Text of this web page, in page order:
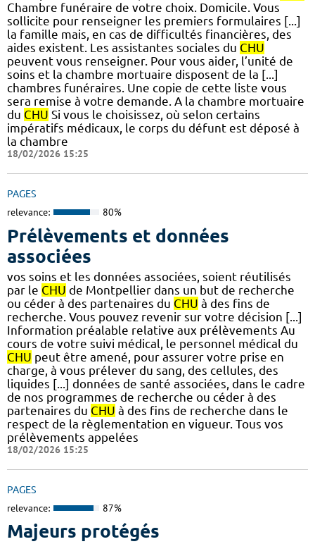
Chambre funéraire de votre choix. Domicile. Vous
sollicite pour renseigner les premiers formulaires [...]
la famille mais, en cas de difficultés financières, des
aides existent. Les assistantes sociales du CHU
peuvent vous renseigner. Pour vous aider, l’unité de
soins et la chambre mortuaire disposent de la [...]
chambres funéraires. Une copie de cette liste vous
sera remise à votre demande. A la chambre mortuaire
du CHU Si vous le choisissez, où selon certains
impératifs médicaux, le corps du défunt est déposé à
la chambre
18/02/2026 15:25
PAGES
relevance: 80%
Prélèvements et données
associées
vos soins et les données associées, soient réutilisés
par le CHU de Montpellier dans un but de recherche
ou céder à des partenaires du CHU à des fins de
recherche. Vous pouvez revenir sur votre décision [...]
Information préalable relative aux prélèvements Au
cours de votre suivi médical, le personnel médical du
CHU peut être amené, pour assurer votre prise en
charge, à vous prélever du sang, des cellules, des
liquides [...] données de santé associées, dans le cadre
de nos programmes de recherche ou céder à des
partenaires du CHU à des fins de recherche dans le
respect de la règlementation en vigueur. Tous vos
prélèvements appelées
18/02/2026 15:25
PAGES
relevance: 87%
Majeurs protégés